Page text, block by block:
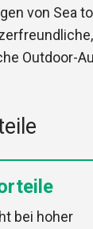
von Sea
Outdoor-
bei hoher